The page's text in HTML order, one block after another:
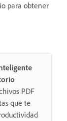
para obtener
PDF
que te